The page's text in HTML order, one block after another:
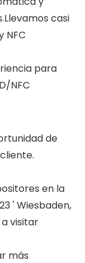
casi
NFC
para
NFC
de
en la
' Wiesbaden,
visitar
más